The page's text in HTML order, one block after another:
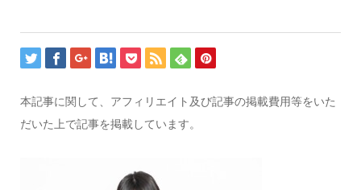
本記事に関して、アフィリエイト及び記事の掲載費用等をいた
だいた上で記事を掲載しています。